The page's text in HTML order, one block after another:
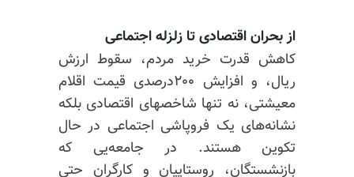
از بحران اقتصادی تا زلزله اجتماعی
کاهش قدرت خرید مردم، سقوط ارزش
ریال، و افزایش ۲۰۰درصدی قیمت اقلام
معیشتی، نه تنها شاخصهای اقتصادی بلکه
نشانه‌های یک فروپاشی اجتماعی در حال
تکوین هستند. در جامعه‌یی که
بازنشستگان، روستاییان و کارگران حتی